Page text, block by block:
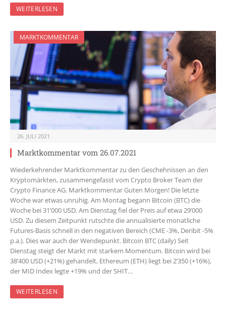
WEITERLESEN
MARKTKOMMENTAR
26. JULI 2021
Marktkommentar vom 26.07.2021
Wiederkehrender Marktkommentar zu den Geschehnissen an den
Kryptomärkten, zusammengefasst vom Crypto Broker Team der
Crypto Finance AG. Marktkommentar Guten Morgen! Die letzte
Woche war etwas unruhig. Am Montag begann Bitcoin (BTC) die
Woche bei 31’000 USD. Am Dienstag fiel der Preis auf etwa 29’000
USD. Zu diesem Zeitpunkt rutschte die annualisierte monatliche
Futures-Basis schnell in den negativen Bereich (CME -3%, Deribit -5%
p.a.). Dies war auch der Wendepunkt. Bitcoin BTC (daily) Seit
Dienstag steigt der Markt mit starkem Momentum. Bitcoin wird bei
38’400 USD (+21%) gehandelt, Ethereum (ETH) liegt bei 2’350 (+16%),
der MID Index legte +19% und der SHIT…
WEITERLESEN